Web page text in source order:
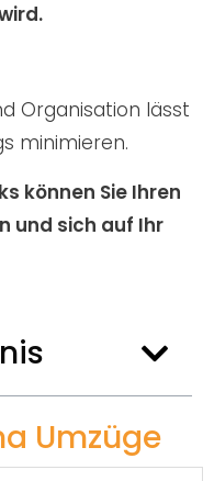
Organisation lässt
minimieren.
können Sie Ihren
und sich auf Ihr
Umzüge